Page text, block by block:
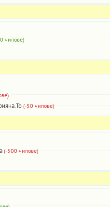
чипове)
(-50 чипове)
(-500 чипове)